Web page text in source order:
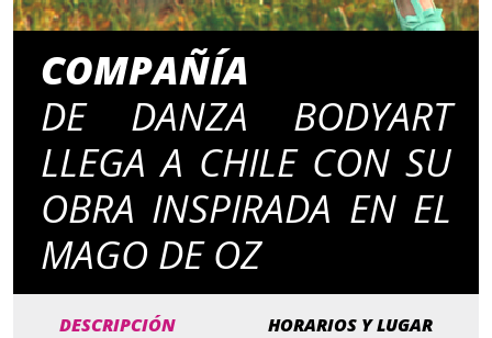
COMPAÑÍA
DE DANZA BODYART
LLEGA A CHILE CON SU
OBRA INSPIRADA EN EL
MAGO DE OZ
DESCRIPCIÓN HORARIOS Y LUGAR